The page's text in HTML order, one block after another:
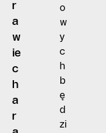
r
a
w
ie
c
h
a
r
o
w
y
c
h
b
ę
d
zi